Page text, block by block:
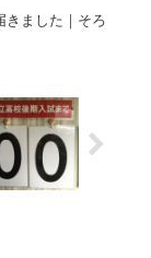
きました｜そろ